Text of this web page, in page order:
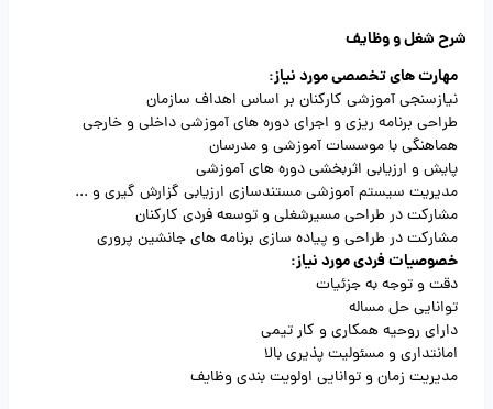
شرح شغل و وظایف
مهارت های تخصصی مورد نیاز:
نیازسنجی آموزشی کارکنان بر اساس اهداف سازمان
طراحی برنامه ریزی و اجرای دوره های آموزشی داخلی و خارجی
هماهنگی با موسسات آموزشی و مدرسان
پایش و ارزیابی اثربخشی دوره های آموزشی
مدیریت سیستم آموزشی مستندسازی ارزیابی گزارش گیری و ...
مشارکت در طراحی مسیرشغلی و توسعه فردی کارکنان
مشارکت در طراحی و پیاده سازی برنامه های جانشین پروری
خصوصیات فردی مورد نیاز:
دقت و توجه به جزئیات
توانایی حل مساله
دارای روحیه همکاری و کار تیمی
امانتداری و مسئولیت پذیری بالا
مدیریت زمان و توانایی اولویت بندی وظایف